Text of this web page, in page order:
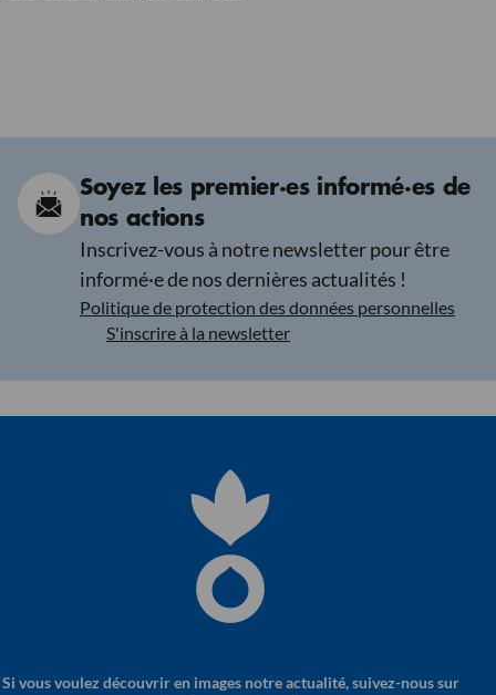
Soyez les premier·es informé·es de
nos actions
Inscrivez-vous à notre newsletter pour être
informé·e de nos dernières actualités !
Politique de protection des données personnelles
S'inscrire à la newsletter
Si vous voulez découvrir en images notre actualité, suivez-nous sur